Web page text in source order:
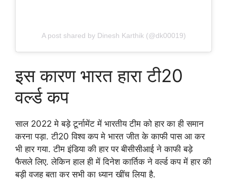
A post shared by Dinesh Karthik (@dk00019)
इस कारण भारत हारा टी20
वर्ल्ड कप
साल 2022 मे बड़े टूर्नामेंट में भारतीय टीम को हार का ही समान
करना पड़ा. टी20 विश्व कप मे भारत जीत के काफी पास आ कर
भी हार गया. टीम इंडिया की हार पर बीसीसीआई ने काफी बड़े
फैसले लिए. लेकिन हाल ही में दिनेश कार्तिक ने वर्ल्ड कप में हार की
बड़ी वजह बता कर सभी का ध्यान खींच लिया है.